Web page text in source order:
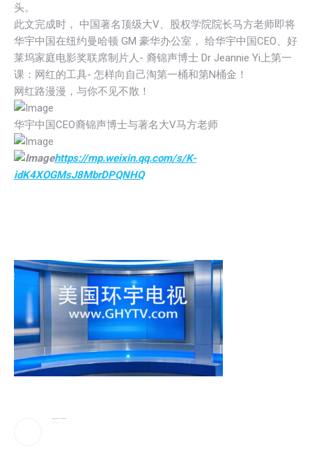
头。
此文完成时， 中国著名顶级大V、股权学院院长马方老师即将
华宇中国在纽约曼哈顿 GM 豪华办公室， 给华宇中国CEO、好
莱坞家庭电影奖联席制片人- 裔锦声博士 Dr Jeannie Yi上第一
课：网红的工具- 怎样向自己淘第一桶和第N桶金！
网红路漫漫，与你不见不散！
华宇中国CEO裔锦声博士与著名大V马方老师
https://mp.weixin.qq.com/s/K-
idK4XOGMsJ8MbrDPQNHQ